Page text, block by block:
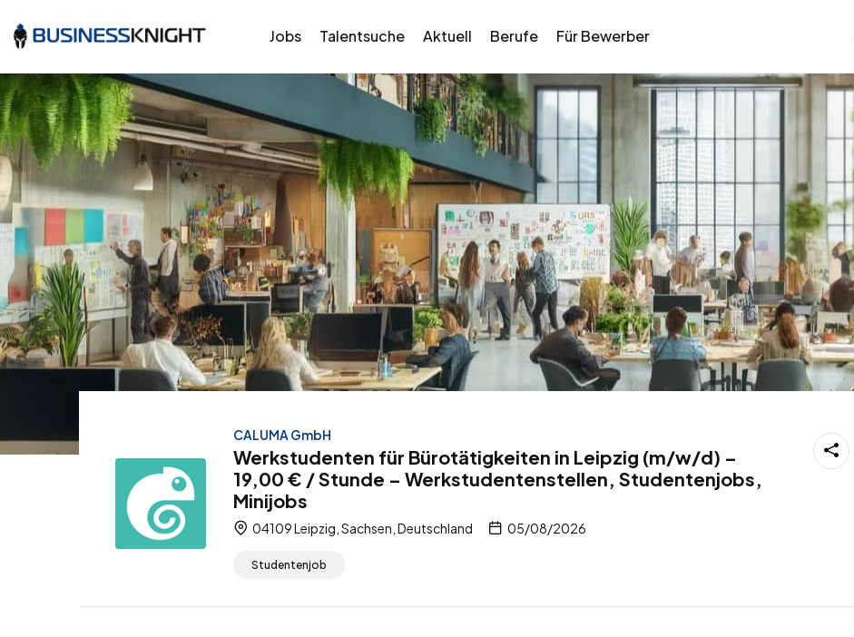
Jobs Talentsuche Aktuell Berufe Für Bewerber
CALUMA GmbH
Werkstudenten für Bürotätigkeiten in Leipzig (m/w/d) –
19,00 € / Stunde – Werkstudentenstellen, Studentenjobs,
Minijobs
04109 Leipzig, Sachsen, Deutschland 05/08/2026
Studentenjob